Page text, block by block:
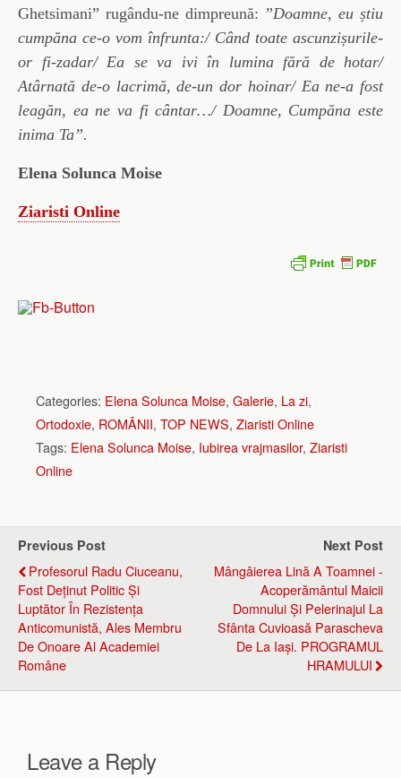
Ghetsimani” rugându-ne dimpreună: ”Doamne, eu știu
cumpăna ce-o vom înfrunta:/ Când toate ascunzișurile-
or fi-zadar/ Ea se va ivi în lumina fără de hotar/
Atârnată de-o lacrimă, de-un dor hoinar/ Ea ne-a fost
leagăn, ea ne va fi cântar…/ Doamne, Cumpăna este
inima Ta”.
Elena Solunca Moise
Ziaristi Online
Categories: Elena Solunca Moise, Galerie, La zi,
Ortodoxie, ROMÂNII, TOP NEWS, Ziaristi Online
Tags: Elena Solunca Moise, Iubirea vrajmasilor, Ziaristi
Online
Previous Post
Profesorul Radu Ciuceanu,
Fost Deținut Politic Și
Luptător În Rezistența
Anticomunistă, Ales Membru
De Onoare Al Academiei
Române
Next Post
Mângâierea Lină A Toamnei -
Acoperământul Maicii
Domnului Și Pelerinajul La
Sfânta Cuvioasă Parascheva
De La Iași. PROGRAMUL
HRAMULUI
Leave a Reply